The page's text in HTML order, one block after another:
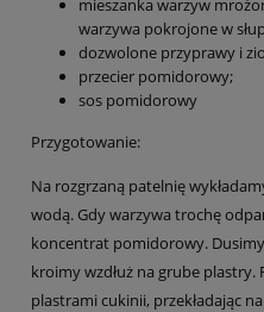
mieszanka warzyw
warzywa pokrojone w
dozwolone przyprawy i
przecier pomidorowy;
sos pomidorowy
Przygotowanie:
Na rozgrzaną patelnię
wodą. Gdy warzywa trochę
koncentrat pomidorowy.
kroimy wzdłuż na grube
plastrami cukinii, przekładając